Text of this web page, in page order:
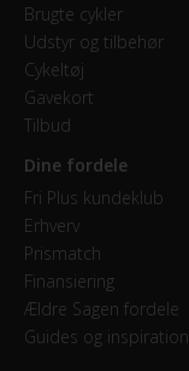
Brugte cykler
Udstyr og tilbehør
Cykeltøj
Gavekort
Tilbud
Dine fordele
Fri Plus kundeklub
Erhverv
Prismatch
Finansiering
Ældre Sagen fordele
Guides og inspiration